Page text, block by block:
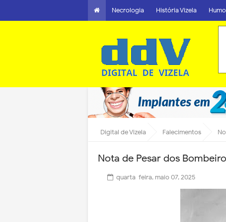
Necrologia História Vizela
Digital de Vizela Falecimentos
Nota de Pesar dos
quarta-feira, maio 07, 2025